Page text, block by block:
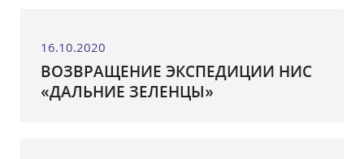
16.10.2020
ВОЗВРАЩЕНИЕ ЭКСПЕДИЦИИ НИС
«ДАЛЬНИЕ ЗЕЛЕНЦЫ»